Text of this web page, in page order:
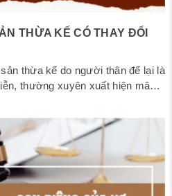
THỪA KẾ CÓ THAY ĐỔI
thừa kế do người thân để lại là
thường xuyên xuất hiện mâu
sau đó vì lý do cá nhân